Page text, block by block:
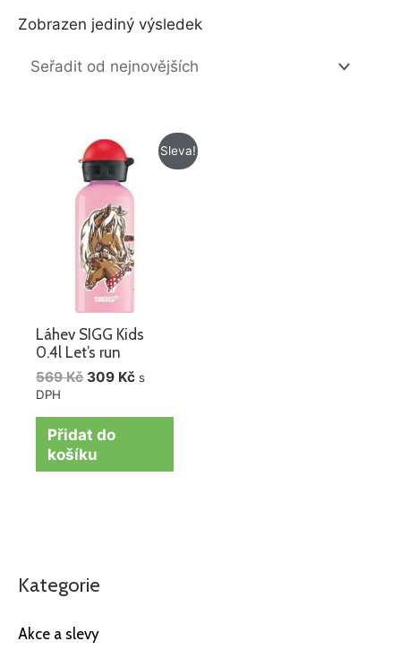
Kategorie
Akce a slevy
Zobrazen jediný výsledek
Sleva!
Láhev SIGG Kids
0.4l Let’s run
569Kč
Původní
cena
byla:
569 Kč.
309 Kč
Aktuální
cena
s
DPH
Přidat do
košíku